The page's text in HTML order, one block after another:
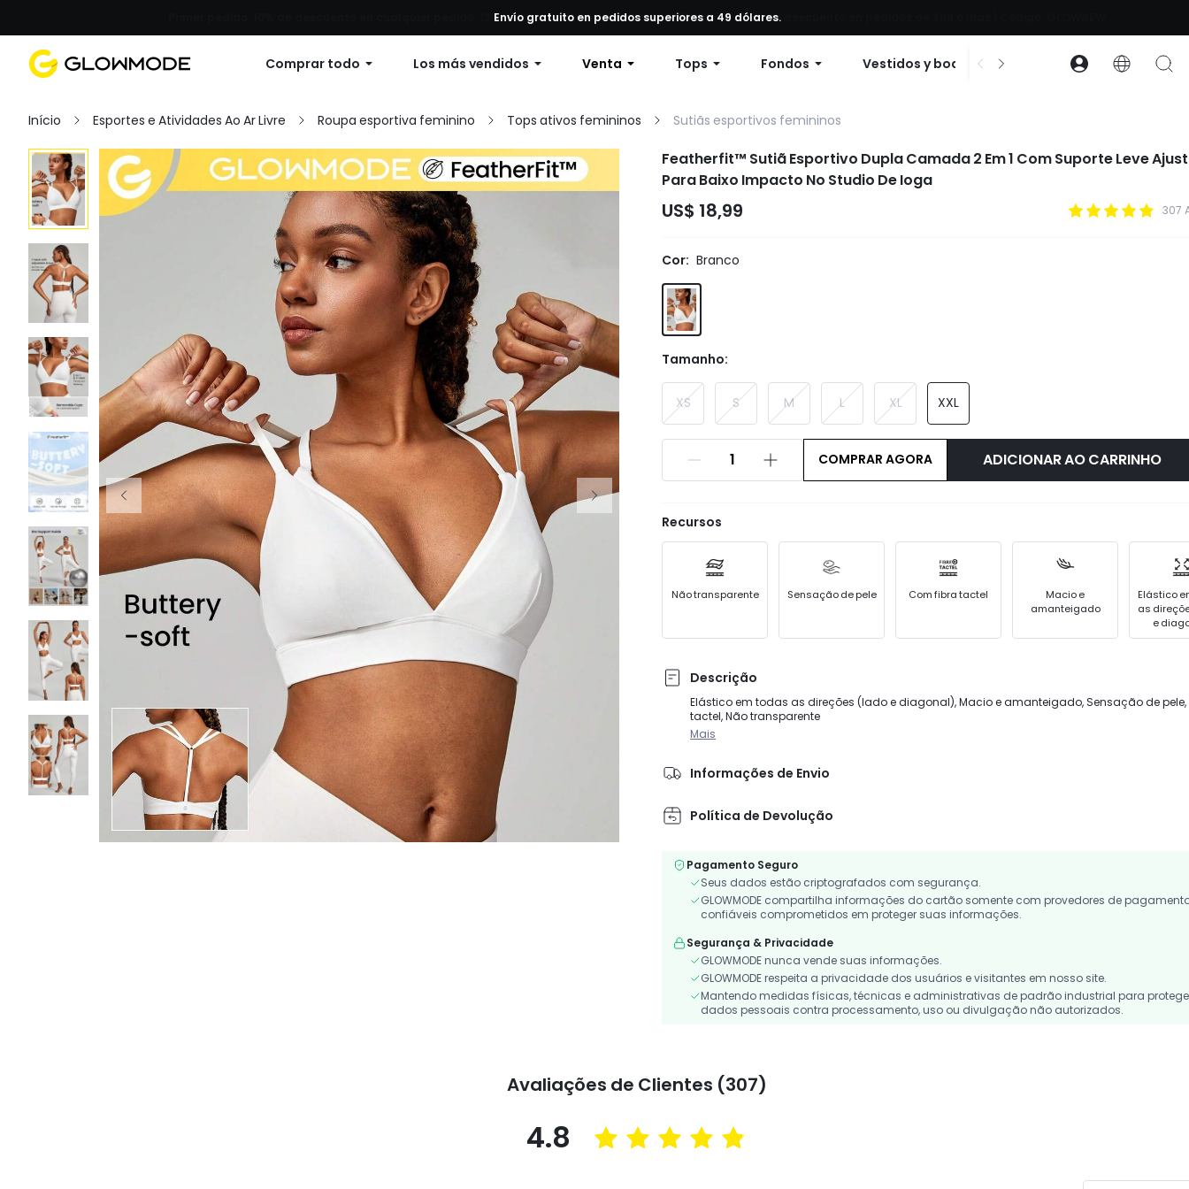
Primer pedido: 10% de descuento en cualquier pedido, 12% de descuento en pedidos de $79 o más, o 15% de descuento en pedidos de $99 o más | Código: GLOWNEW
Envío gratuito en pedidos superiores a 49 dólares.
Comprar todo Los más vendidos Venta Tops Fondos Vestidos y bodies Accesorios
Início Esportes e Atividades Ao Ar Livre Roupa esportiva feminino Tops ativos femininos Sutiãs esportivos femininos
Featherfit™ Sutiã Esportivo Dupla Camada 2 Em 1 Com Suporte Leve
Para Baixo Impacto No Studio De Ioga
US$ 18,99 307
Cor: Branco
Tamanho:
XS S M L XL XXL
COMPRAR AGORA ADICIONAR AO CARRINHO
Recursos
Não transparente Sensação de pele Com fibra tactel
Macio e
amanteigado
Elástico
as
e
Descrição
Elástico em todas as direções (lado e diagonal), Macio e amanteigado, Sensação de
tactel, Não transparente
Mais
Informações de Envio
Política de Devolução
Pagamento Seguro
Seus dados estão criptografados com segurança.
GLOWMODE compartilha informações do cartão somente com provedores de
confiáveis comprometidos em proteger suas informações.
Segurança & Privacidade
GLOWMODE nunca vende suas informações.
GLOWMODE respeita a privacidade dos usuários e visitantes em nosso site.
Mantendo medidas físicas, técnicas e administrativas de padrão industrial para
dados pessoais contra processamento, uso ou divulgação não autorizados.
Avaliações de Clientes (307)
4.8